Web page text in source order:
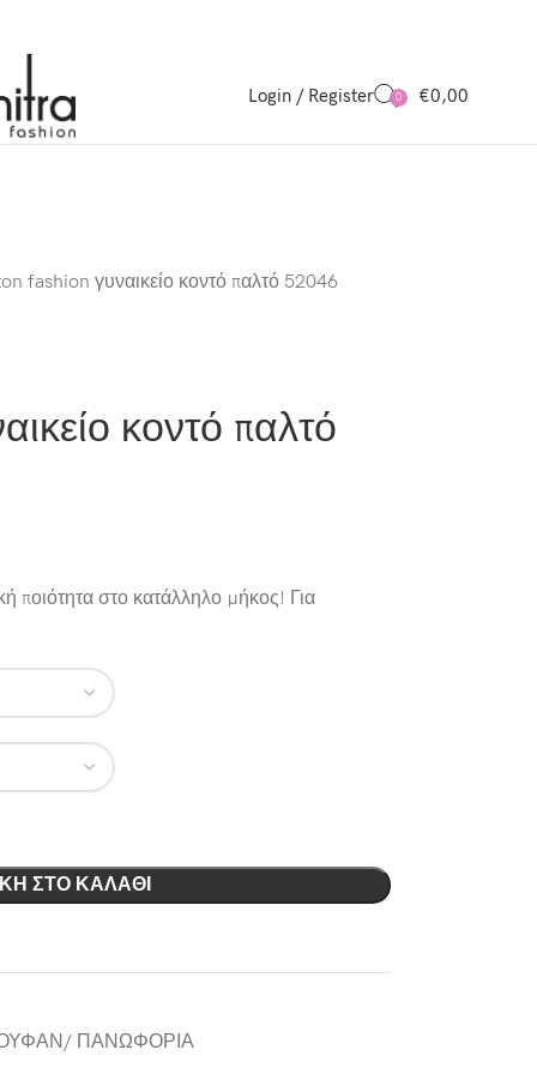
Login / Register 0 €0,00
fashion γυναικείο κοντό παλτό 52046
κοντό παλτό
ποιότητα στο κατάλληλο μήκος! Για
ΣΤΟ ΚΑΛΆΘΙ
ΠΑΝΩΦΟΡΙΑ